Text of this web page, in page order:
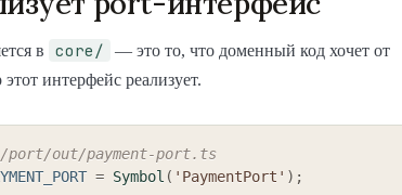
в core/
— это то, что доменный код хочет от
интерфейс реализует.
port/out/payment-port.ts
= Symbol ( 'PaymentPort' ) ;